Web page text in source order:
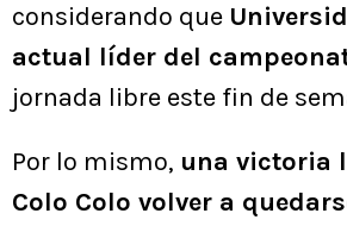
considerando que
actual líder del
jornada libre este fin de
Por lo mismo, una victoria
Colo Colo volver a